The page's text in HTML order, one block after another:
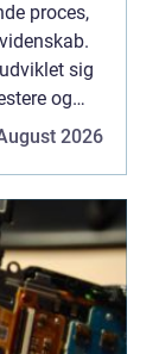
proces,
sig
og
at skabe2026